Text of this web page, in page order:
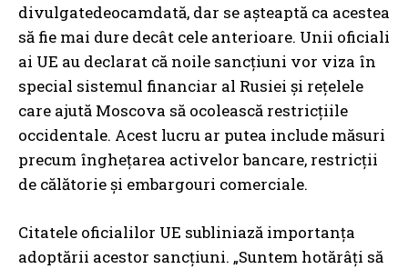
divulgatedeocamdată, dar se așteaptă ca acestea
să fie mai dure decât cele anterioare. Unii oficiali
ai UE au declarat că noile sancțiuni vor viza în
special sistemul financiar al Rusiei și rețelele
care ajută Moscova să ocolească restricțiile
occidentale. Acest lucru ar putea include măsuri
precum înghețarea activelor bancare, restricții
de călătorie și embargouri comerciale.
Citatele oficialilor UE subliniază importanța
adoptării acestor sancțiuni. „Suntem hotărâți să